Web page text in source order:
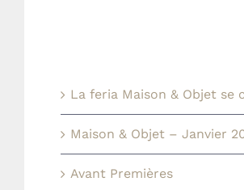
La feria Maison & Objet se
Maison & Objet – Janvier
Avant Premières